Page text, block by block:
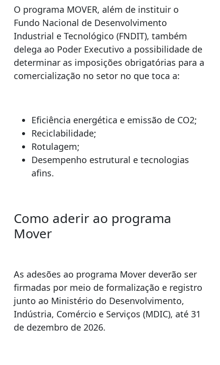
O programa MOVER, além de instituir o
Fundo Nacional de Desenvolvimento
Industrial e Tecnológico (FNDIT), também
delega ao Poder Executivo a possibilidade de
determinar as imposições obrigatórias para a
comercialização no setor no que toca a:
Eficiência energética e emissão de CO2;
Reciclabilidade;
Rotulagem;
Desempenho estrutural e tecnologias
afins.
Como aderir ao programa
Mover
As adesões ao programa Mover deverão ser
firmadas por meio de formalização e registro
junto ao Ministério do Desenvolvimento,
Indústria, Comércio e Serviços (MDIC), até 31
de dezembro de 2026.